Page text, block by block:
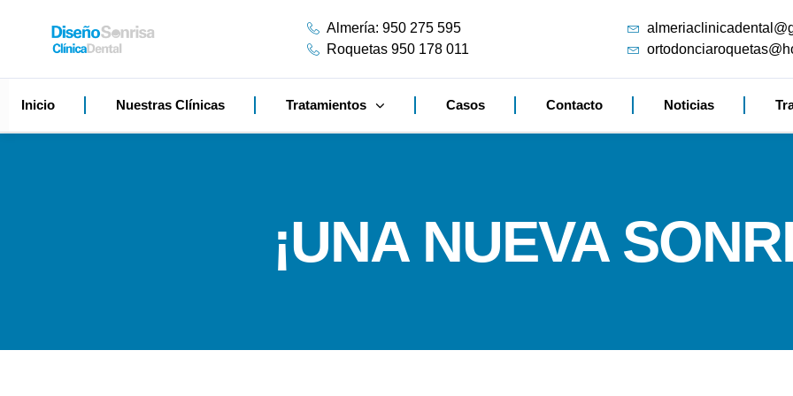
Almería: 950 275 595
Roquetas 950 178 011
Inicio Nuestras Clínicas Tratamientos Casos Contacto Noticias
¡UNA NUEVA